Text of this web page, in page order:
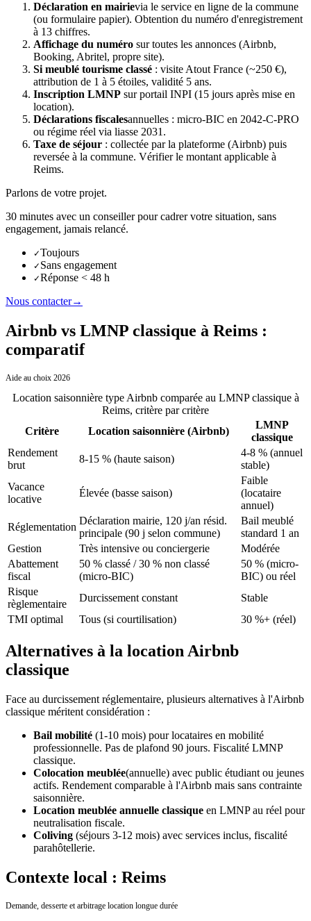
Déclaration en mairievia le service en ligne de la commune
(ou formulaire papier). Obtention du numéro d'enregistrement
à 13 chiffres.
Affichage du numéro sur toutes les annonces (Airbnb,
Booking, Abritel, propre site).
Si meublé tourisme classé : visite Atout France (~250 €),
attribution de 1 à 5 étoiles, validité 5 ans.
Inscription LMNP sur portail INPI (15 jours après mise en
location).
Déclarations fiscalesannuelles : micro-BIC en 2042-C-PRO
ou régime réel via liasse 2031.
Taxe de séjour : collectée par la plateforme (Airbnb) puis
reversée à la commune. Vérifier le montant applicable à
Reims.
Parlons de votre projet.
30 minutes avec un conseiller pour cadrer votre situation, sans
engagement, jamais relancé.
✓Toujours
✓ Sans engagement
✓Réponse < 48 h
Nous contacter→
Airbnb vs LMNP classique à Reims :
comparatif
Aide au choix 2026
Location saisonnière type Airbnb comparée au LMNP classique à
Reims, critère par critère
Critère
Location saisonnière (Airbnb)
LMNP
classique
Rendement
brut
8-15 % (haute saison)
4-8 % (annuel
stable)
Vacance
locative
Élevée (basse saison)
Faible
(locataire
annuel)
Réglementation
Déclaration mairie, 120 j/an résid.
principale (90 j selon commune)
Bail meublé
standard 1 an
Gestion
Très intensive ou conciergerie
Modérée
Abattement
fiscal
50 % classé / 30 % non classé
(micro-BIC)
50 % (micro-
BIC) ou réel
Risque
règlementaire
Durcissement constant
Stable
TMI optimal
Tous (si courtilisation) 30 %+ (réel)
Alternatives à la location Airbnb
classique
Face au durcissement réglementaire, plusieurs alternatives à l'Airbnb
classique méritent considération :
Bail mobilité (1-10 mois) pour locataires en mobilité
professionnelle. Pas de plafond 90 jours. Fiscalité LMNP
classique.
Colocation meublée(annuelle) avec public étudiant ou jeunes
actifs. Rendement comparable à l'Airbnb mais sans contrainte
saisonnière.
Location meublée annuelle classique en LMNP au réel pour
neutralisation fiscale.
Coliving (séjours 3-12 mois) avec services inclus, fiscalité
parahôtellerie.
Contexte local : Reims
Demande, desserte et arbitrage location longue durée